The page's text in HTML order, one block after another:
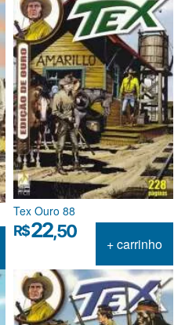
Tex Ouro 88
R$22,50
+ carrinho